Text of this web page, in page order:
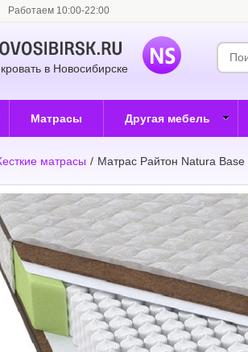
Работаем 10:00-22:00
в Новосибирске
Матрасы Другая мебель
матрасы / Матрас Райтон Natura Base